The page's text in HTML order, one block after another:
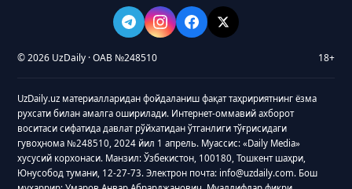
© 2026 UzDaily · ОАВ №248510 18+
UzDaily.uz материалларидан фойдаланиш фақат таҳририятнинг ёзма
рухсати билан амалга оширилади. Интернет-оммавий ахборот
воситаси сифатида давлат рўйхатидан ўтганлиги тўғрисидаги
гувоҳнома №248510, 2024 йил 1 апрель. Муассис: «Daily Media»
хусусий корхонаси. Манзил: Ўзбекистон, 100180, Тошкент шаҳри,
Юнусобод тумани, 12-27-73. Электрон почта: info@uzdaily.com. Бош